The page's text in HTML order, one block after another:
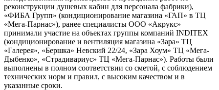
реконструкции душевых кабин для персонала фабрики),
«ФИБА Групп» (кондиционирование магазина «ГАП» в ТЦ
«Мега-Парнас»), ранее специалисты ООО «Акрукс»
принимали участие на объектах группы компаний INDITEX
(кондиционирование и вентиляция магазина «Зара» ТЦ
«Галерея», «Бершка» Невский 22/24, «Зара Хоум» ТЦ «Мега-
Дыбенко», «Страдивариус» ТЦ «Мега-Парнас»). Работы были
выполнены в полном соответствии со сметой, с соблюдением
технических норм и правил, с высоким качеством и в
указанные сроки.